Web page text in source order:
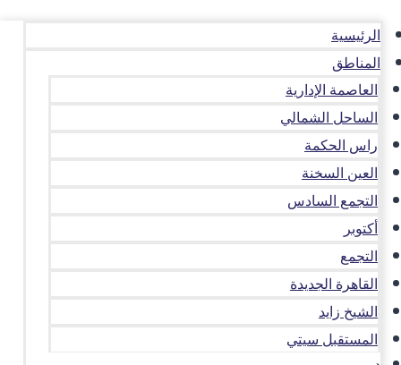
الرئيسية
المناطق
العاصمة الإدارية
الساحل الشمالي
راس الحكمة
العين السخنة
التجمع السادس
أكتوبر
التجمع
القاهرة الجديدة
الشيخ زايد
المستقبل سيتي